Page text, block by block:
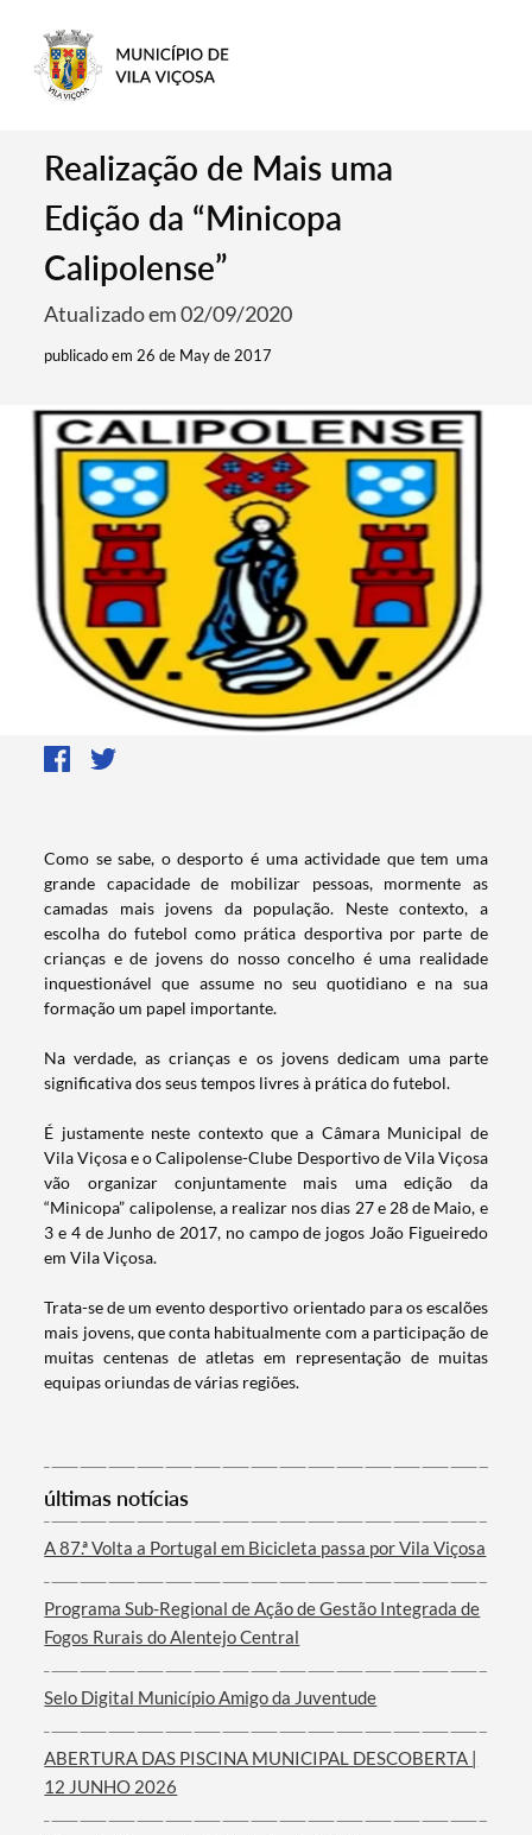
Termo de Pesquisa
Categorias gerais
Filtros
Realização de Mais uma
Edição da “Minicopa
Calipolense”
Atualizado em 02/09/2020
publicado em 26 de May de 2017
Como se sabe, o desporto é uma actividade que tem uma
grande capacidade de mobilizar pessoas, mormente as
camadas mais jovens da população. Neste contexto, a
escolha do futebol como prática desportiva por parte de
crianças e de jovens do nosso concelho é uma realidade
inquestionável que assume no seu quotidiano e na sua
formação um papel importante.
Na verdade, as crianças e os jovens dedicam uma parte
significativa dos seus tempos livres à prática do futebol.
É justamente neste contexto que a Câmara Municipal de
Vila Viçosa e o Calipolense-Clube Desportivo de Vila Viçosa
vão organizar conjuntamente mais uma edição da
“Minicopa” calipolense, a realizar nos dias 27 e 28 de Maio, e
3 e 4 de Junho de 2017, no campo de jogos João Figueiredo
em Vila Viçosa.
Trata-se de um evento desportivo orientado para os escalões
mais jovens, que conta habitualmente com a participação de
muitas centenas de atletas em representação de muitas
equipas oriundas de várias regiões.
últimas notícias
A 87.ª Volta a Portugal em Bicicleta passa por Vila Viçosa
Programa Sub-Regional de Ação de Gestão Integrada de
Fogos Rurais do Alentejo Central
Selo Digital Município Amigo da Juventude
ABERTURA DAS PISCINA MUNICIPAL DESCOBERTA |
12 JUNHO 2026